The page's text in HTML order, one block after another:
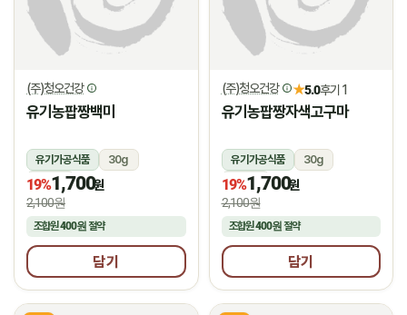
(주)청오건강
유기농팝짱백미
유기가공식품
30g
상온
19%1,700원
2,100원
조합원400원 절약
담기
(주)청오건강 ★5.0후기 1
유기농팝짱자색고구마
유기가공식품
30g
상온
19%1,700원
2,100원
조합원400원절약
담기